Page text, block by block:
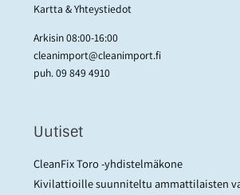
Kartta & Yhteystiedot
Arkisin 08:00-16:00
cleanimport@cleanimport.fi
puh.09 849 4910
Uutiset
CleanFix Toro -yhdistelmäkone
Kivilattioille suunniteltu ammattilaisten